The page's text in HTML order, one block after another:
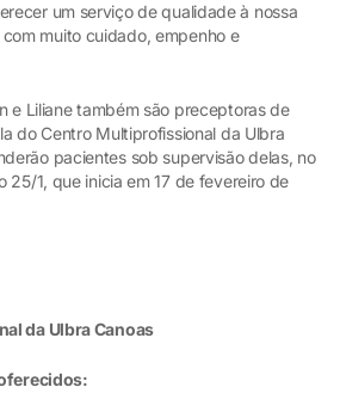
um serviço de qualidade à nossa
muito cuidado, empenho e
e Liliane também são preceptoras de
do Centro Multiprofissional da Ulbra
pacientes sob supervisão delas, no
25/1, que inicia em 17 de fevereiro de
da Ulbra Canoas